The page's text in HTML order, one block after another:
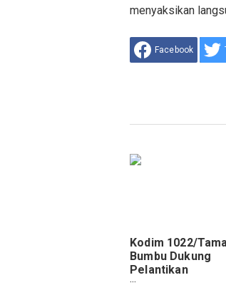
menyaksikan
Facebook
Kodim 1022/
Bumbu Dukung
Pelantikan